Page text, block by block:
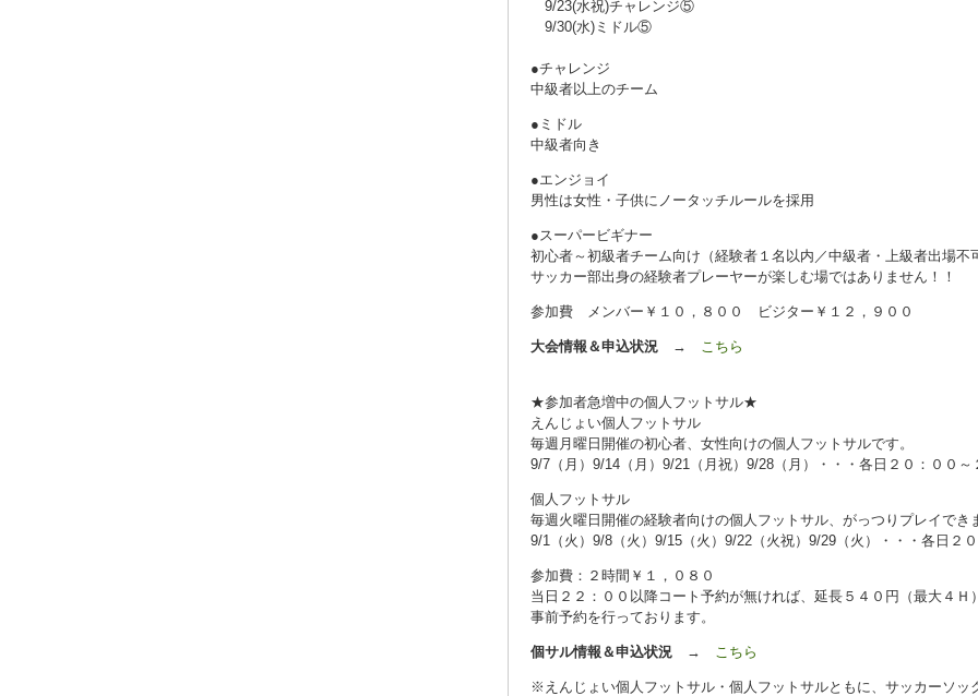
9/23(水祝)チャレンジ⑤
9/30(水)ミドル⑤
●チャレンジ
中級者以上のチーム
●ミドル
中級者向き
●エンジョイ
男性は女性・子供にノータッチルールを採用
●スーパービギナー
初心者～初級者チーム向け（経験者１名以内／中級者・上級者出場不
サッカー部出身の経験者プレーヤーが楽しむ場ではありません！！
参加費 メンバー￥１０，８００ ビジター￥１２，９００
大会情報＆申込状況 → こちら
★参加者急増中の個人フットサル★
えんじょい個人フットサル
毎週月曜日開催の初心者、女性向けの個人フットサルです。
9/7（月）9/14（月）9/21（月祝）9/28（月）・・・各日２０：００～
個人フットサル
毎週火曜日開催の経験者向けの個人フットサル、がっつりプレイでき
9/1（火）9/8（火）9/15（火）9/22（火祝）9/29（火）・・・各日２
参加費：２時間￥１，０８０
当日２２：００以降コート予約が無ければ、延長５４０円（最大４Ｈ
事前予約を行っております。
個サル情報＆申込状況 → こちら
※えんじょい個人フットサル・個人フットサルともに、サッカーソッ